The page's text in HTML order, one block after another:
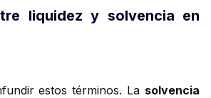
liquidez y solvencia en
estos términos. La solvencia